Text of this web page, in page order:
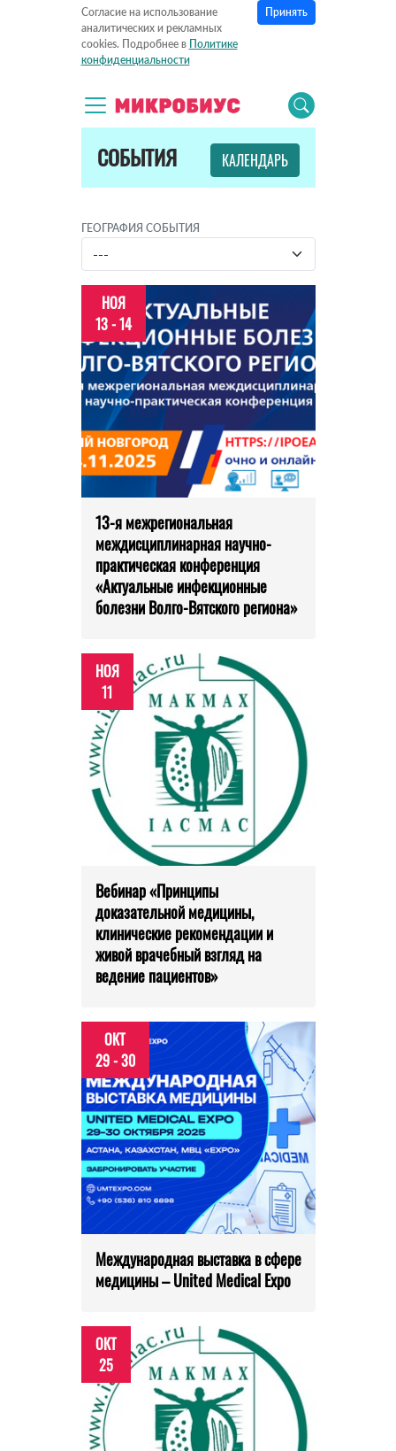
Согласие на использование
аналитических и рекламных
cookies. Подробнее в Политике
конфиденциальности
Принять
СОБЫТИЯ КАЛЕНДАРЬ
ГЕОГРАФИЯ СОБЫТИЯ
НОЯ
13 - 14
13-я межрегиональная
междисциплинарная научно-
практическая конференция
«Актуальные инфекционные
болезни Волго-Вятского региона»
НОЯ
11
Вебинар «Принципы
доказательной медицины,
клинические рекомендации и
живой врачебный взгляд на
ведение пациентов»
ОКТ
29 - 30
Международная выставка в сфере
медицины – United Medical Expo
ОКТ
25